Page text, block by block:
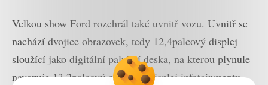
Velkou show Ford rozehrál také uvnitř vozu. Uvnitř se
nachází dvojice obrazovek, tedy 12,4palcový displej
sloužící jako digitální palubní deska, na kterou plynule
navazuje 13,2palcový centrální displej infotainmentu.